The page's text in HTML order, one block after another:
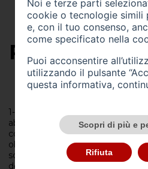
PERCHÉ
1- Da 40 anni
abbiamo
come
obiettivo la
soddisfazione
del cliente,
Noi e terze parti
cookie o tecnologie simili
e, con il tuo consenso,
come specificato nella
Puoi acconsentire
utilizzando il pulsante
questa informativa,
Scopri di più e
Rifiuta